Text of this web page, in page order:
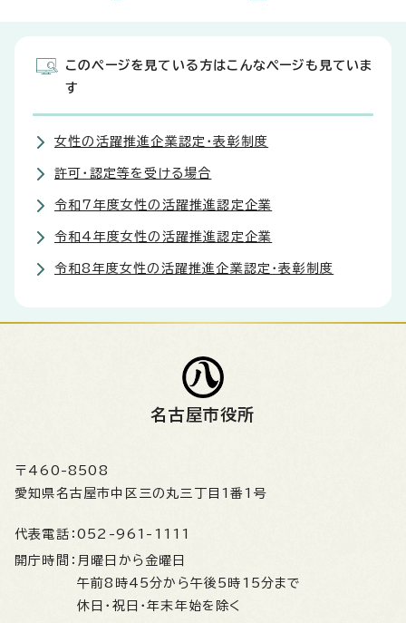
このページを見ている方はこんなページも見ていま
す
女性の活躍推進企業認定・表彰制度
許可・認定等を受ける場合
令和7年度女性の活躍推進認定企業
令和4年度女性の活躍推進認定企業
令和8年度女性の活躍推進企業認定・表彰制度
名古屋市役所
〒460-8508
愛知県名古屋市中区三の丸三丁目1番1号
代表電話： 052-961-1111
開庁時間： 月曜日から金曜日
午前8時45分から午後5時15分まで
休日・祝日・年末年始を除く